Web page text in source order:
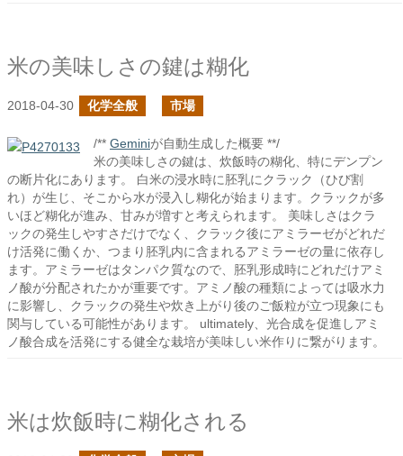
米の美味しさの鍵は糊化
2018-04-30 化学全般 市場
/** Geminiが自動生成した概要 **/
米の美味しさの鍵は、炊飯時の糊化、特にデンプン
の断片化にあります。 白米の浸水時に胚乳にクラック（ひび割
れ）が生じ、そこから水が浸入し糊化が始まります。クラックが多
いほど糊化が進み、甘みが増すと考えられます。 美味しさはクラ
ックの発生しやすさだけでなく、クラック後にアミラーゼがどれだ
け活発に働くか、つまり胚乳内に含まれるアミラーゼの量に依存し
ます。アミラーゼはタンパク質なので、胚乳形成時にどれだけアミ
ノ酸が分配されたかが重要です。アミノ酸の種類によっては吸水力
に影響し、クラックの発生や炊き上がり後のご飯粒が立つ現象にも
関与している可能性があります。 ultimately、光合成を促進しアミ
ノ酸合成を活発にする健全な栽培が美味しい米作りに繋がります。
米は炊飯時に糊化される